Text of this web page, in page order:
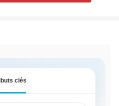
clés